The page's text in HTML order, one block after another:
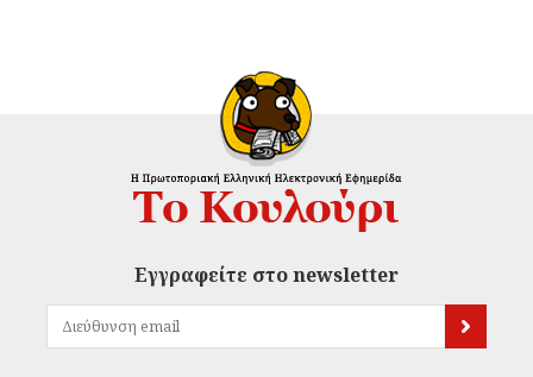
Εγγραφείτε στο newsletter